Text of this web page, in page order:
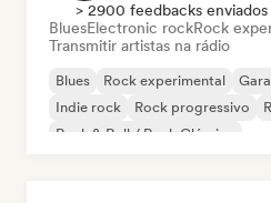
> 2900 feedbacks enviados
BluesElectronic rockRock
Transmitir artistas na rádio
Blues Rock experimental
Indie rock
Rock progressivo
Rock & Roll / Rock Clássico